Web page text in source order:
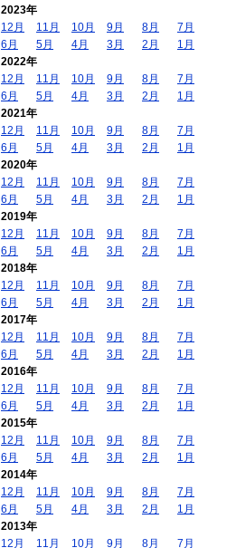
2023年
12月
11月 10月 9月 8月
7月
6月
5月 4月 3月 2月
1月
2022年
12月
11月 10月 9月 8月
7月
6月
5月 4月 3月 2月
1月
2021年
12月
11月 10月 9月 8月
7月
6月
5月 4月 3月 2月
1月
2020年
12月
11月 10月 9月 8月
7月
6月
5月 4月 3月 2月
1月
2019年
12月
11月 10月 9月 8月
7月
6月
5月 4月 3月 2月
1月
2018年
12月
11月 10月 9月 8月
7月
6月
5月 4月 3月 2月
1月
2017年
12月
11月 10月 9月 8月
7月
6月
5月 4月 3月 2月
1月
2016年
12月
11月 10月 9月 8月
7月
6月
5月 4月 3月 2月
1月
2015年
12月
11月 10月 9月 8月
7月
6月
5月 4月 3月 2月
1月
2014年
12月
11月 10月 9月 8月
7月
6月
5月 4月 3月 2月
1月
2013年
12月
11月 10月 9月 8月 7月